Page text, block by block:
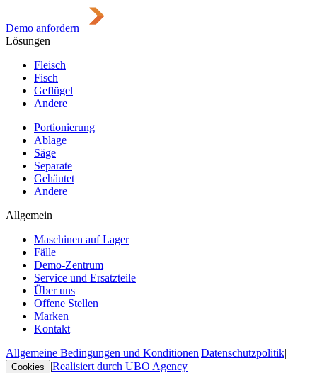
Demo anfordern
Lösungen
Fleisch
Fisch
Geflügel
Andere
Portionierung
Ablage
Säge
Separate
Gehäutet
Andere
Allgemein
Maschinen auf Lager
Fälle
Demo-Zentrum
Service und Ersatzteile
Über uns
Offene Stellen
Marken
Kontakt
Allgemeine Bedingungen und Konditionen|Datenschutzpolitik|
Cookies |Realisiert durch UBO Agency